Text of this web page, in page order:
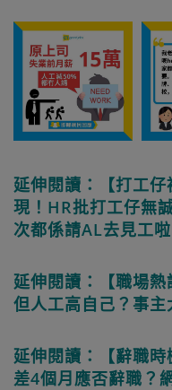
延伸閱讀：【打工
現！HR批打工仔無
次都係請AL去見工啦
延伸閱讀：【職場
但人工高自己？事主
延伸閱讀：【辭職
差4個月應否辭職？